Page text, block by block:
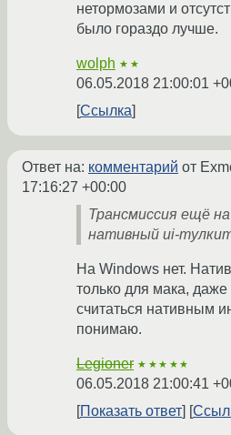
нетормозами и
было гораздо лучше.
wolph ★★
06.05.2018 21:00:01
Ссылка
Ответ на: комментарий от
17:16:27 +00:00
Трансмиссия ещё
нативный ui-
На Windows нет.
только для мака,
считаться нативным
понимаю.
Legioner ★★★★★
06.05.2018 21:00:41
Показать ответ